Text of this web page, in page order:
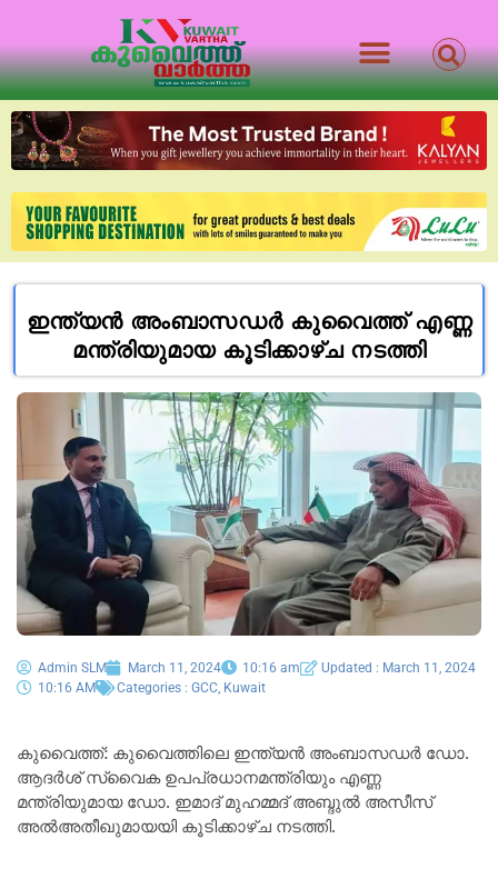
ഇന്ത്യൻ അംബാസഡർ കുവൈത്ത് എണ്ണ
മന്ത്രിയുമായ കൂടിക്കാഴ്ച നടത്തി
Admin SLM March 11, 2024 10:16 am
Updated : March 11, 2024
10:16 AM
Categories : GCC Kuwait
കുവൈത്ത്: കുവൈത്തിലെ ഇന്ത്യൻ അംബാസഡർ ഡോ.
ആദർശ് സ്വൈക ഉപപ്രധാനമന്ത്രിയും എണ്ണ
മന്ത്രിയുമായ ഡോ. ഇമാദ് മുഹമ്മദ് അബ്ദുൽ അസീസ്
അൽഅതീഖുമായയി കൂടിക്കാഴ്ച നടത്തി.